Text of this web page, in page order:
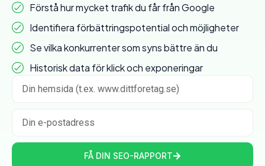
Förstå hur mycket trafik du får från Google
Identifiera förbättringspotential och möjligheter
Se vilka konkurrenter som syns bättre än du
Historisk data för klick och exponeringar
FÅ DIN SEO-RAPPORT